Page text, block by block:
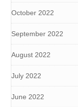
October 2022
September 2022
August 2022
July 2022
June 2022